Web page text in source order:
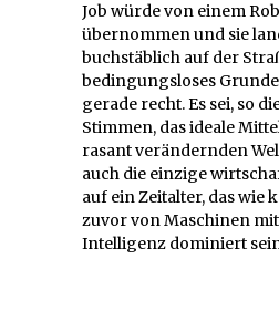
Job würde von einem
übernommen und sie
buchstäblich auf der
bedingungsloses
gerade recht. Es sei, so
Stimmen, das ideale
rasant verändernden
auch die einzige
auf ein Zeitalter, das wie
zuvor von Maschinen
Intelligenz dominiert